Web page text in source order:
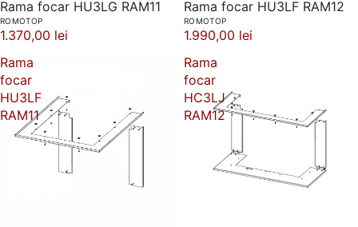
Rama focar HU3LG RAM11
ROMOTOP
1.370,00 lei
Rama focar HU3LF RAM12
ROMOTOP
1.990,00 lei
Rama
focar
HU3LF
RAM11
Rama
focar
HC3LJ
RAM12